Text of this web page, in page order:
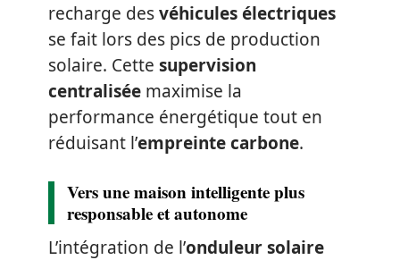
recharge desvéhicules électriques
se fait lors des pics de production
solaire. Cette supervision
centralisée maximise la
performance énergétique tout en
réduisant l’empreinte carbone.
Vers une maison intelligente plus
responsable et autonome
L’intégration de l’onduleur solaire